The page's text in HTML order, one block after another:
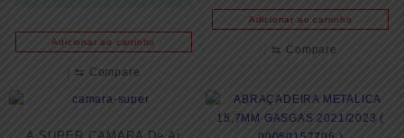
Adicionar ao carrinho
⇆ Compare
Adicionar ao carrinho
⇆ Compare